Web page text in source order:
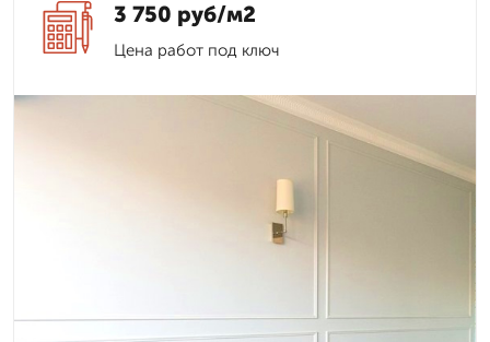
3 750 руб/м2
Цена работ под ключ